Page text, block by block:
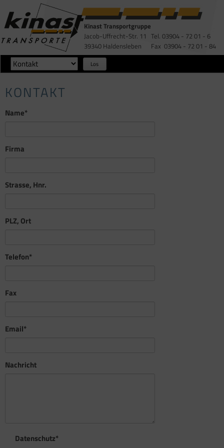
Kinast Transportgruppe
Jacob-Uffrecht-Str. 11
39340 Haldensleben
Tel. 03904 - 72 01 - 6
Fax 03904 - 72 01 - 84
Zielseite Los
KONTAKT
Pflichtfeld
Name*
Firma
Strasse, Hnr.
PLZ, Ort
Pflichtfeld
Telefon*
Fax
Pflichtfeld
Email*
Nachricht
Pflichtfeld
Datenschutz*